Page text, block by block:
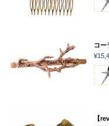
コー
【